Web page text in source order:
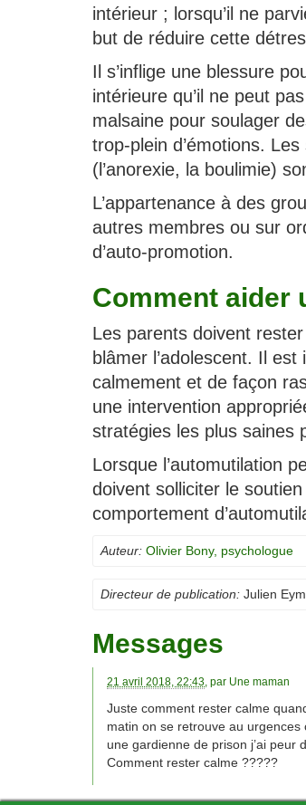
intérieur ; lorsqu’il ne
but de réduire cette
Il s’inflige une blessure
intérieure qu’il ne peut
malsaine pour soulager
trop-plein d’émotions.
(l’anorexie, la boulimie)
L’appartenance à des
autres membres ou sur
d’auto-promotion.
Comment aider
Les parents doivent
blâmer l’adolescent. Il
calmement et de façon
une intervention
stratégies les plus saines
Lorsque l’automutilation
doivent solliciter le
comportement
Auteur: Olivier Bony, psychologue
Directeur de publication: Julien
Messages
21 avril 2018, 22:43, par Une maman
Juste comment rester calme
matin on se retrouve au urgences
une gardienne de prison j’ai peur
Comment rester calme ?????